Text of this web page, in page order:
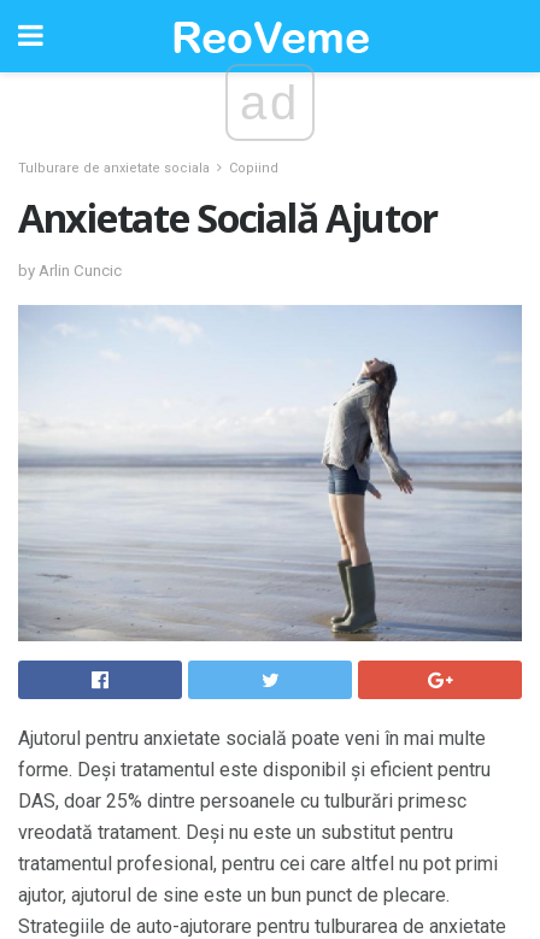
ad
Tulburare de anxietate sociala Copiind
Anxietate Socială Ajutor
by Arlin Cuncic
Ajutorul pentru anxietate socială poate veni în mai multe
forme. Deși tratamentul este disponibil și eficient pentru
DAS, doar 25% dintre persoanele cu tulburări primesc
vreodată tratament. Deși nu este un substitut pentru
tratamentul profesional, pentru cei care altfel nu pot primi
ajutor, ajutorul de sine este un bun punct de plecare.
Strategiile de auto-ajutorare pentru tulburarea de anxietate